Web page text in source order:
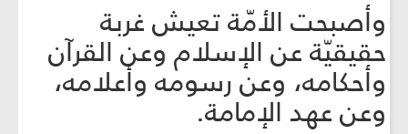
وأصبحت الأمّة تعيش غربة
حقيقيّة عن الإسلام وعن القرآن
وأحكامه، وعن رسومه وأعلامه،
وعن عهد الإمامة.